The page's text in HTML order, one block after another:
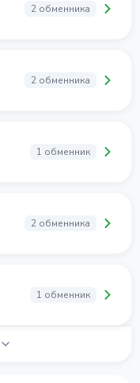
2 обменника
2 обменника
1 обменник
2 обменника
1 обменник